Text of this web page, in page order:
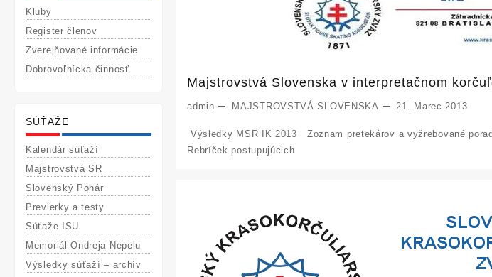
Kluby
Register členov
Zverejňované informácie
Dobrovoľnícka činnosť
SÚŤAŽE
Kalendár súťaží
Majstrovstvá SR
Slovenský Pohár
Previerky a testy
Súťaže ISU
Memoriál Ondreja Nepelu
Výsledky súťaží – archív
Majstrovstvá Slovenska v interpretačnom
admin MAJSTROVSTVÁ SLOVENSKA 21. Marec 2013
Výsledky MSR IK 2013 Zoznam pretekárov a vyžrebované
Rebríček postupujúcich